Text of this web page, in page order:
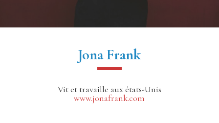
Jona Frank
Vit et travaille aux états-Unis
www.jonafrank.com